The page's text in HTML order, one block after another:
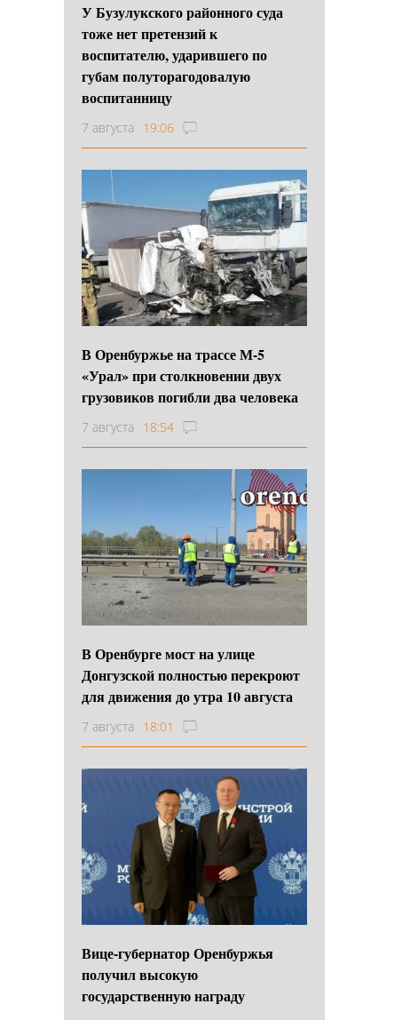
У Бузулукского районного суда
тоже нет претензий к
воспитателю, ударившего по
губам полуторагодовалую
воспитанницу
7 августа 19:06
В Оренбуржье на трассе М-5
«Урал» при столкновении двух
грузовиков погибли два человека
7 августа 18:54
В Оренбурге мост на улице
Донгузской полностью перекроют
для движения до утра 10 августа
7 августа 18:01
Вице-губернатор Оренбуржья
получил высокую
государственную награду